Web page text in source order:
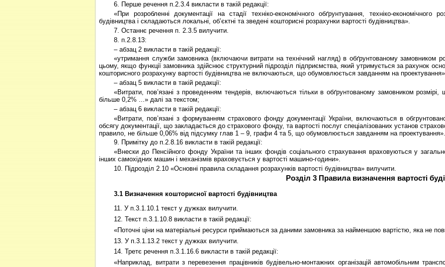
6. Перше речення п.2.3.4 викласти в такій редакції:
«При розробленні документації на стадії техніко-економічного обґрунтування, техніко-економічного
будівництва і складаються локальні, об’єктні та зведені кошторисні розрахунки вартості будівництва».
7. Останнє речення п. 2.3.5 вилучити.
8. п.2.8.13:
– абзац 2 викласти в такій редакції:
«утримання служби замовника (включаючи витрати на технічний нагляд) в обґрунтованому замовником
цьому, якщо функції замовника здійснює структурний підрозділ підприємства, який утримується за рахунок
кошторисного розрахунку вартості будівництва не включаються, що обумовлюється завданням на
– абзац 5 викласти в такій редакції:
«Витрати, пов’язані з проведенням тендерів, включаються тільки в обґрунтованому замовником
більше 0,2% ...» далі за текстом;
– абзац 6 викласти в такій редакції:
«Витрати, пов’язані з формуванням страхового фонду документації України, включаються в
обсягу документації, що закладається до страхового фонду, та вартості послуг спеціалізованих установ
правило, не більше 0,06% від підсумку глав 1 – 9, графи 4 та 5, що обумовлюється завданням на проектування».
9. Примітку до п.2.8.16 викласти в такій редакції:
«Внески до Пенсійного фонду України та інших фондів соціального страхування враховуються у
інших самохідних машин і механізмів враховується у вартості машино-години».
10. Підрозділ 2.10 «Основні правила складання розрахунків вартості будівництва» вилучити.
Розділ 3 Правила визначення вартості
3.1 Визначення кошторисної вартості будівництва
11. У п.3.1.10.1 текст у дужках вилучити.
12. Текст п.3.1.10.8 викласти в такій редакції:
«Поточні ціни на матеріальні ресурси приймаються за даними замовника за найменшою вартістю, яка не
13. У п.3.1.13.2 текст у дужках вилучити.
14. Третє речення п.3.1.16.6 викласти в такій редакції:
«Наприклад, витрати з перевезення працівників будівельно-монтажних організацій автомобільним